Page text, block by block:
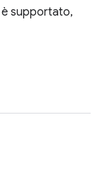
supportato,